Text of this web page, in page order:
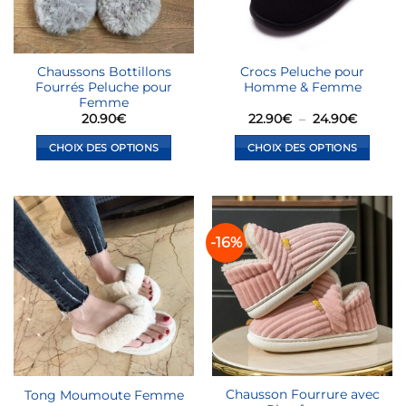
choisies
sur
la
page
du
produit
choisies
sur
page
du
produit
Chaussons Bottillons
Fourrés Peluche pour
Femme
20.90€
CHOIX DES OPTIONS
a
plusieurs
variations.
Les
options
peuvent
être
choisies
sur
la
page
Crocs Peluche pour
Homme & Femme
22.90€ – 24.90€Plage
prix :
22.90€
à
CHOIX DES OPTIONS
a
plusieurs
variations.
Les
options
peuvent
être
choisies
sur
la
page
Tong Moumoute Femme
-16%
Chausson Fourrure avec